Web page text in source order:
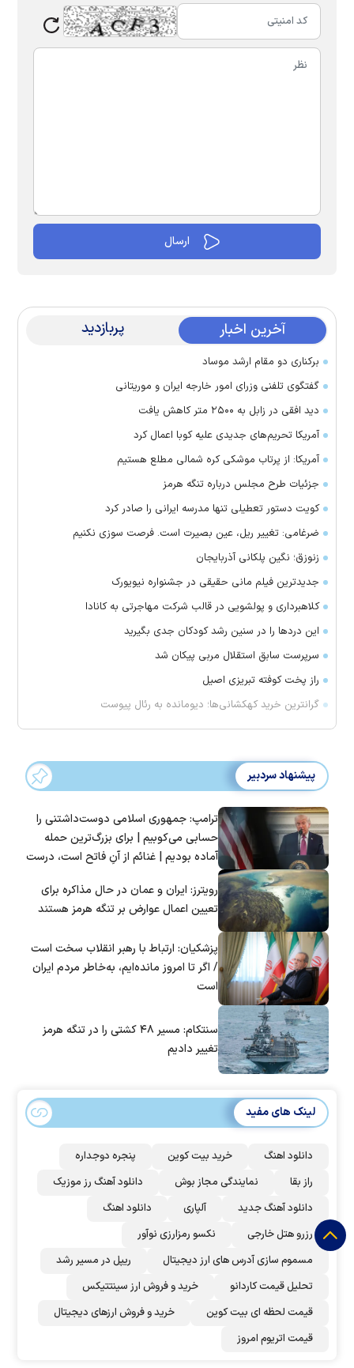
آخرین اخبار پربازدید
برکناری دو مقام ارشد موساد
گفتگوی تلفنی وزرای امور خارجه ایران و موریتانی
دید افقی در زابل به ۲۵۰۰ متر کاهش یافت
آمریکا تحریم‌های جدیدی علیه کوبا اعمال کرد
آمریکا: از پرتاب موشکی کره شمالی مطلع هستیم
جزئیات طرح مجلس درباره تنگه هرمز
کویت دستور تعطیلی تنها مدرسه ایرانی را صادر کرد
ضرغامی: تغییر ریل، عین بصیرت است. فرصت سوزی نکنیم
زنوزق؛ نگین پلکانی آذربایجان
جدیدترین فیلم مانی حقیقی در جشنواره نیویورک
کلاهبرداری و پولشویی در قالب شرکت مهاجرتی به کانادا
این درد‌ها را در سنین رشد کودکان جدی بگیرید
سرپرست سابق استقلال مربی پیکان شد
راز پخت کوفته تبریزی اصیل
گرانترین خرید کهکشانی‌ها؛ دیومانده به رئال پیوست
پیشنهاد سردبیر
ترامپ: جمهوری اسلامی دوست‌داشتنی را
حسابی می‌کوبیم | برای بزرگ‌ترین حمله
آماده بودیم | غنائم از آنِ فاتح است، درست
رویترز: ایران و عمان در حال مذاکره برای
تعیین اعمال عوارض بر تنگه هرمز هستند
پزشکیان: ارتباط با رهبر انقلاب سخت است
/ اگر تا امروز مانده‌ایم، به‌خاطر مردم ایران
است
سنتکام: مسیر ۴۸ کشتی را در تنگه هرمز
تغییر دادیم
لینک های مفید
دانلود اهنگ خرید بیت کوین
پنجره دوجداره
راز بقا
نمایندگی مجاز بوش
دانلود آهنگ رز‌ موزیک
دانلود آهنگ جدید
آلپاری
دانلود اهنگ
رزرو هتل خارجی
نکسو رمزارزی نوآور
مسموم سازی آدرس های ارز دیجیتال
ریپل در مسیر رشد
تحلیل قیمت کاردانو
خرید و فروش ارز سینتتیکس
قیمت لحظه ای بیت کوین
خرید و فروش ارزهای دیجیتال
قیمت اتریوم امروز